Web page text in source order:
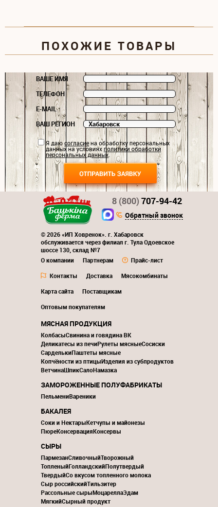
ПОХОЖИЕ ТОВАРЫ
ВАШЕ ИМЯ
ТЕЛЕФОН
E-MAIL
ВАШ РЕГИОН
Я даюсогласиена обработку персональных
данных на условияхполитики обработки
персональных данных.
© 2026 «ИП Ховренок». г. Хабаровск
обслуживается через филиал г. Тула Одоевское
шоссе 130, склад №7
О компании
Партнерам
Прайс-лист
Контакты
Доставка
Мясокомбинаты
Карта сайта
Поставщикам
Оптовым покупателям
8 (800)707-94-42
Обратный звонок
МЯСНАЯ ПРОДУКЦИЯ
КолбасыСвинина и говядина ВК
Деликатесы из печиРулеты мясныеСосиски
СарделькиПаштеты мясные
Копчёности из птицыИзделия из субпродуктов
ВетчинаШпикСалоНамазка
ЗАМОРОЖЕННЫЕ ПОЛУФАБРИКАТЫ
ПельмениВареники
БАКАЛЕЯ
Соки и НектарыКетчупы и майонезы
ПюреКонсервацияКонсервы
СЫРЫ
ПармезанСливочныйТворожный
ТопленыйГолландскийПолутвердый
ТвердыйСо вкусом топленного молока
Сыр российскийТильзитер
Рассольные сырыМоцареллаЭдам
МягкийСырный продукт